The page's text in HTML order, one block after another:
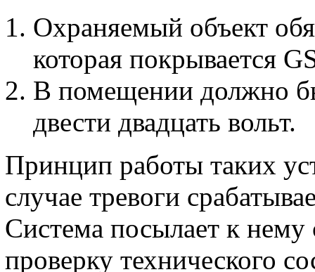
Охраняемый объект
которая покрывается
В помещении должно
двести двадцать вольт.
Принцип работы таких
случае тревоги
Система посылает к нему
проверку технического